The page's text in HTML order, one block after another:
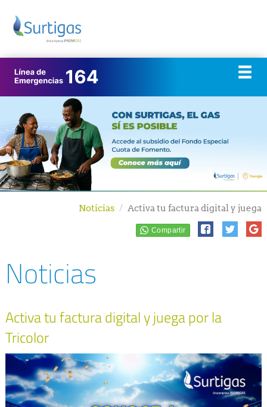
Noticias Activa tu factura digital y juega
Noticias
Activa tu factura digital y juega por la
Tricolor